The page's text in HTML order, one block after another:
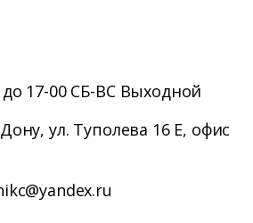
17-00 СБ-ВС Выходной
ул. Туполева 16 Е, офис